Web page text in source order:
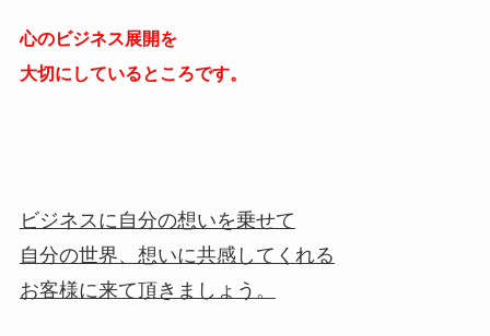
心のビジネス展開を
大切にしているところです。
ビジネスに自分の想いを乗せて
自分の世界、想いに共感してくれる
お客様に来て頂きましょう。